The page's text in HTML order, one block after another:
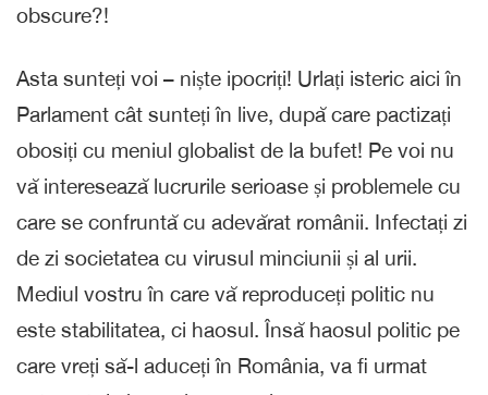
obscure?!
Asta sunteți voi – niște ipocriți! Urlați isteric aici în
Parlament cât sunteți în live, după care pactizați
obosiți cu meniul globalist de la bufet! Pe voi nu
vă interesează lucrurile serioase și problemele cu
care se confruntă cu adevărat românii. Infectați zi
de zi societatea cu virusul minciunii și al urii.
Mediul vostru în care vă reproduceți politic nu
este stabilitatea, ci haosul. Însă haosul politic pe
care vreți să-l aduceți în România, va fi urmat